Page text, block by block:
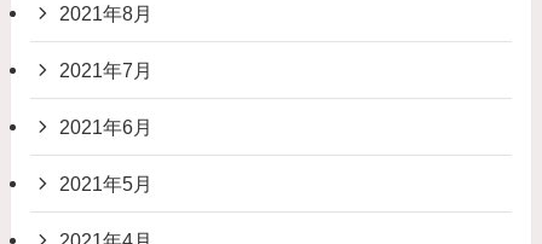
2021年8月
2021年7月
2021年6月
2021年5月